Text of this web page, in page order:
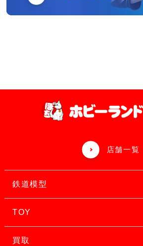
店舗一覧
鉄道模型
TOY
買取